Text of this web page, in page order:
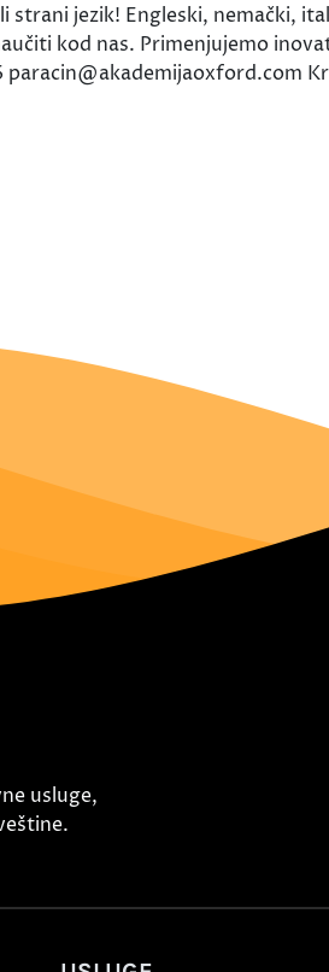
strani jezik! Engleski, nemački,
kod nas. Primenjujemo
usluge,